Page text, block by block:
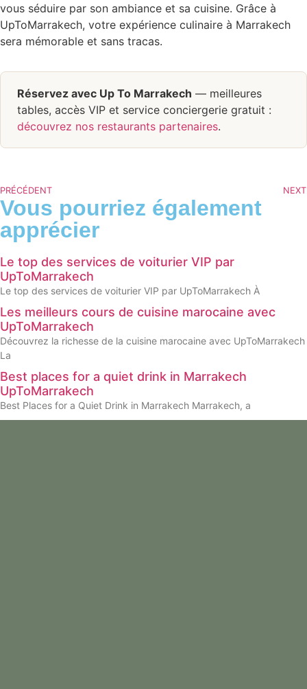
vous séduire par son ambiance et sa cuisine. Grâce à
UpToMarrakech, votre expérience culinaire à Marrakech
sera mémorable et sans tracas.
Réservez avec Up To Marrakech — meilleures
tables, accès VIP et service conciergerie gratuit :
découvrez nos restaurants partenaires.
PRÉCÉDENT NEXT
Vous pourriez également
apprécier
Le top des services de voiturier VIP par
UpToMarrakech
Le top des services de voiturier VIP par UpToMarrakech À
Les meilleurs cours de cuisine marocaine avec
UpToMarrakech
Découvrez la richesse de la cuisine marocaine avec UpToMarrakech
La
Best places for a quiet drink in Marrakech
UpToMarrakech
Best Places for a Quiet Drink in Marrakech Marrakech, a